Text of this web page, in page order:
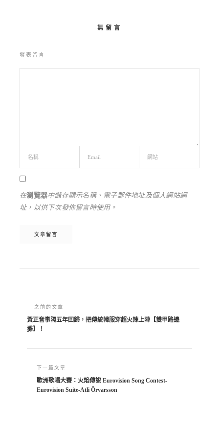
無留言
發表留言
在瀏覽器中儲存顯示名稱、電子郵件地址及個人網站網
址，以供下次發佈留言時使用。
之前的文章
黃正音事隔五年回歸，把傳統韓服穿超火辣上陣【雙甲路邊
攤】！
下一篇文章
歐洲歌唱大賽：火焰傳說 Eurovision Song Contest-
Eurovision Suite-Atli Örvarsson